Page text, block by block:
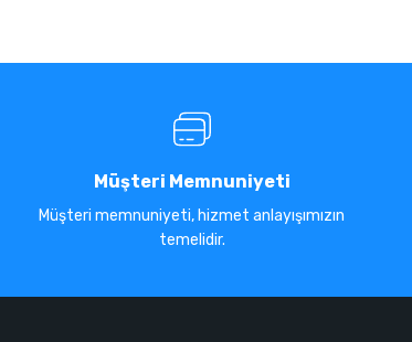
Müşteri Memnuniyeti
Müşteri memnuniyeti, hizmet anlayışımızın
temelidir.